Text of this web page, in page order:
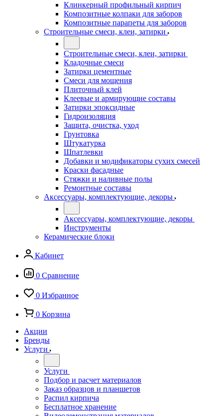
Клинкерный профильный кирпич
Композитные колпаки для заборов
Композитные парапеты для заборов
Строительные смеси, клеи, затирки
Строительные смеси, клеи, затирки
Кладочные смеси
Затирки цементные
Смеси для мощения
Плиточный клей
Клеевые и армирующие составы
Затирки эпоксидные
Гидроизоляция
Защита, очистка, уход
Грунтовка
Штукатурка
Шпатлевки
Добавки и модификаторы сухих смесей
Краски фасадные
Стяжки и наливные полы
Ремонтные составы
Аксессуары, комплектующие, декоры
Аксессуары, комплектующие, декоры
Инструменты
Керамические блоки
Кабинет
0 Сравнение
0 Избранное
0 Корзина
Акции
Бренды
Услуги
Услуги
Подбор и расчет материалов
Заказ образцов и планшетов
Распил кирпича
Бесплатное хранение